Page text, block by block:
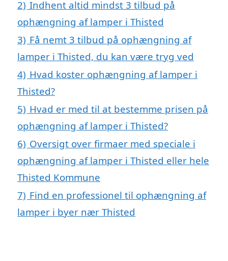
2) Indhent altid mindst 3 tilbud på
ophængning af lamper i Thisted
3) Få nemt 3 tilbud på ophængning af
lamper i Thisted, du kan være tryg ved
4) Hvad koster ophængning af lamper i
Thisted?
5) Hvad er med til at bestemme prisen på
ophængning af lamper i Thisted?
6) Oversigt over firmaer med speciale i
ophængning af lamper i Thisted eller hele
Thisted Kommune
7) Find en professionel til ophængning af
lamper i byer nær Thisted